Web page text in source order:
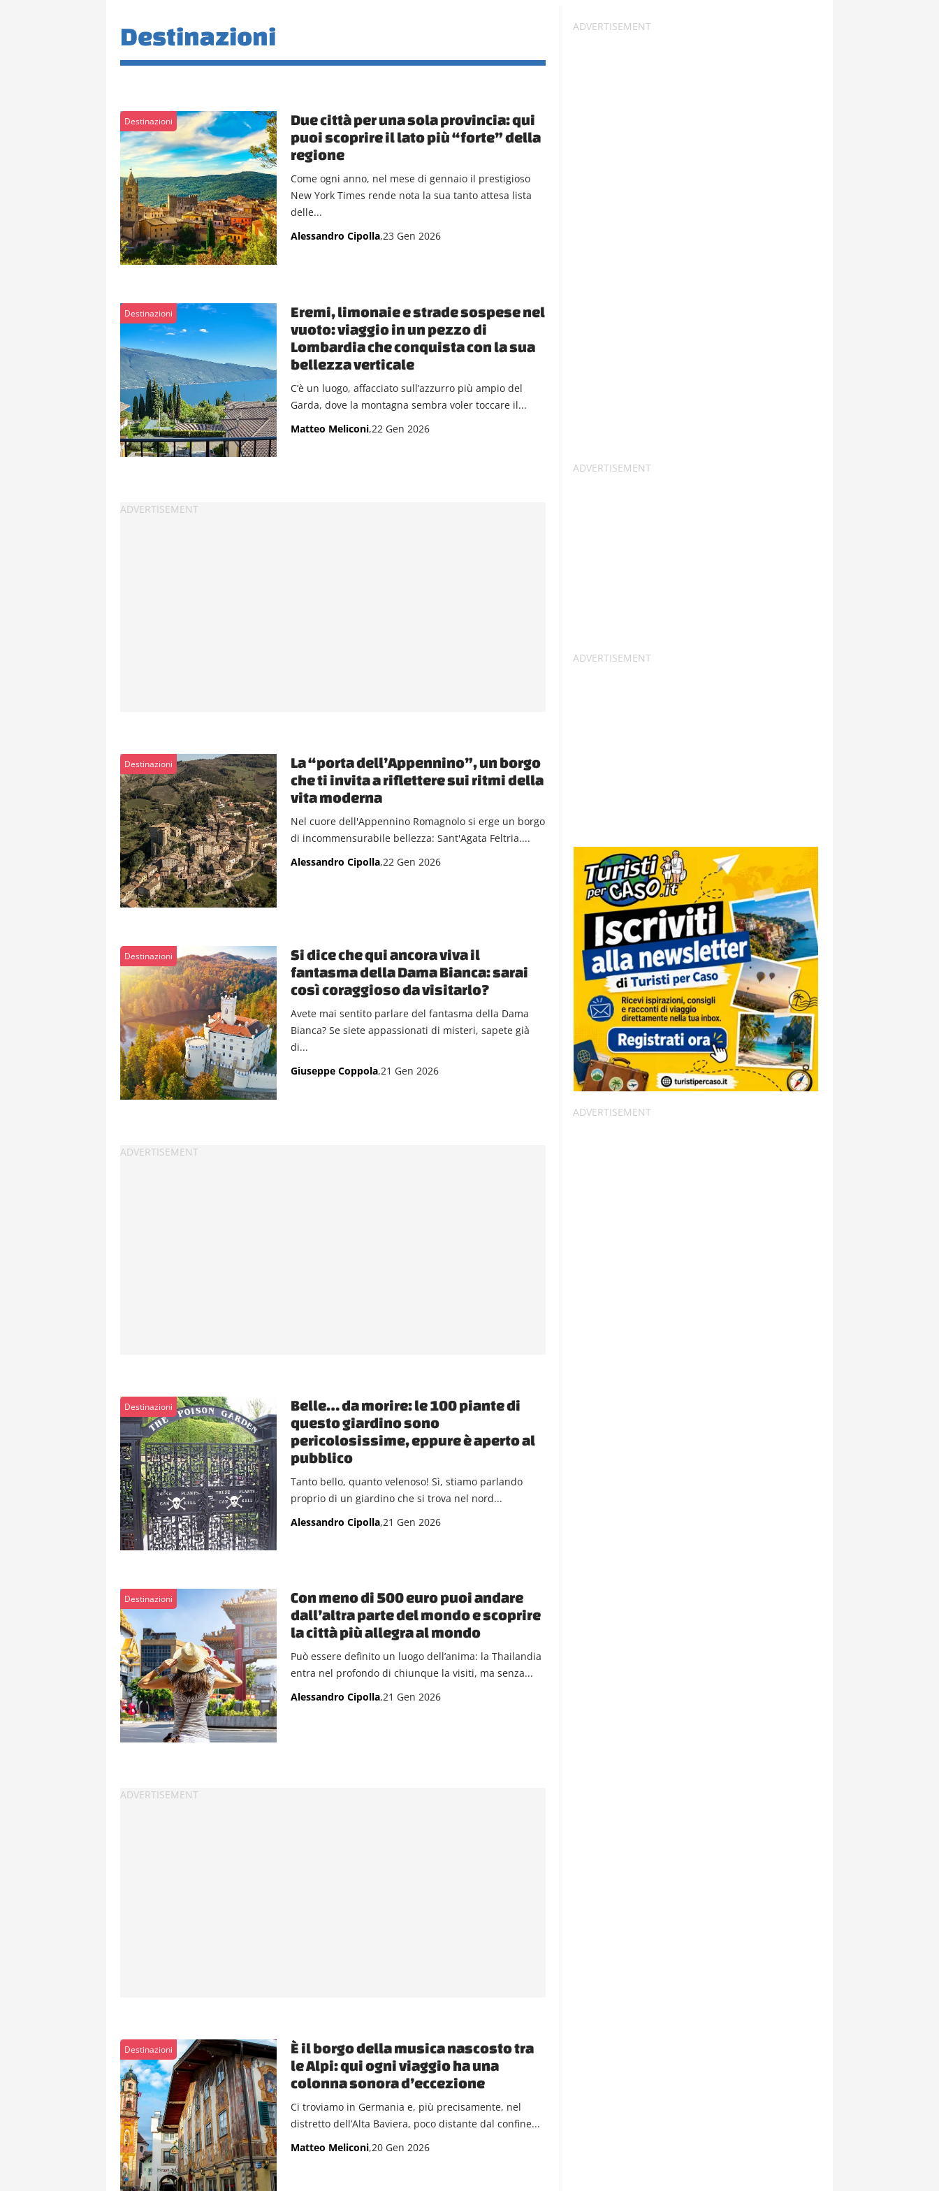
Destinazioni
Destinazioni
Due città per una sola provincia: qui
puoi scoprire il lato più “forte” della
regione
Come ogni anno, nel mese di gennaio il prestigioso
New York Times rende nota la sua tanto attesa lista
delle...
Alessandro Cipolla,23 Gen 2026
Destinazioni
Eremi, limonaie e strade sospese nel
vuoto: viaggio in un pezzo di
Lombardia che conquista con la sua
bellezza verticale
C’è un luogo, affacciato sull’azzurro più ampio del
Garda, dove la montagna sembra voler toccare il...
Matteo Meliconi,22 Gen 2026
Destinazioni
La “porta dell’Appennino”, un borgo
che ti invita a riflettere sui ritmi della
vita moderna
Nel cuore dell'Appennino Romagnolo si erge un borgo
di incommensurabile bellezza: Sant'Agata Feltria....
Alessandro Cipolla,22 Gen 2026
Destinazioni
Si dice che qui ancora viva il
fantasma della Dama Bianca: sarai
così coraggioso da visitarlo?
Avete mai sentito parlare del fantasma della Dama
Bianca? Se siete appassionati di misteri, sapete già
di...
Giuseppe Coppola,21 Gen 2026
Destinazioni
Belle… da morire: le 100 piante di
questo giardino sono
pericolosissime, eppure è aperto al
pubblico
Tanto bello, quanto velenoso! Sì, stiamo parlando
proprio di un giardino che si trova nel nord...
Alessandro Cipolla,21 Gen 2026
Destinazioni
Con meno di 500 euro puoi andare
dall’altra parte del mondo e scoprire
la città più allegra al mondo
Può essere definito un luogo dell’anima: la Thailandia
entra nel profondo di chiunque la visiti, ma senza...
Alessandro Cipolla,21 Gen 2026
Destinazioni
È il borgo della musica nascosto tra
le Alpi: qui ogni viaggio ha una
colonna sonora d’eccezione
Ci troviamo in Germania e, più precisamente, nel
distretto dell’Alta Baviera, poco distante dal confine...
Matteo Meliconi,20 Gen 2026